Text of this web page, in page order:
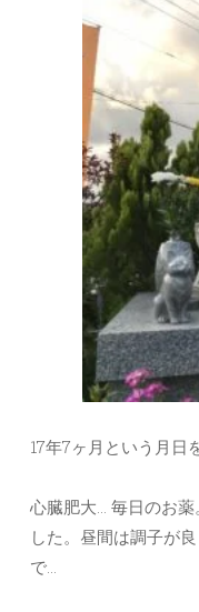
17年7ヶ月という月日
心臓肥大… 毎日のお
した。昼間は調子が
で…